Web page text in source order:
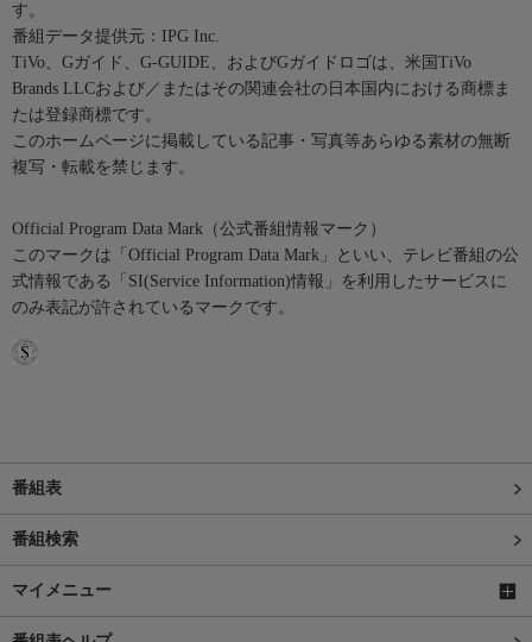
す。
番組データ提供元：IPG Inc.
TiVo、Gガイド、G-GUIDE、およびGガイドロゴは、米国TiVo
Brands LLCおよび／またはその関連会社の日本国内における商標ま
たは登録商標です。
このホームページに掲載している記事・写真等あらゆる素材の無断
複写・転載を禁じます。
Official Program Data Mark（公式番組情報マーク）
このマークは「Official Program Data Mark」といい、テレビ番組の公
式情報である「SI(Service Information)情報」を利用したサービスに
のみ表記が許されているマークです。
番組表
番組検索
マイメニュー